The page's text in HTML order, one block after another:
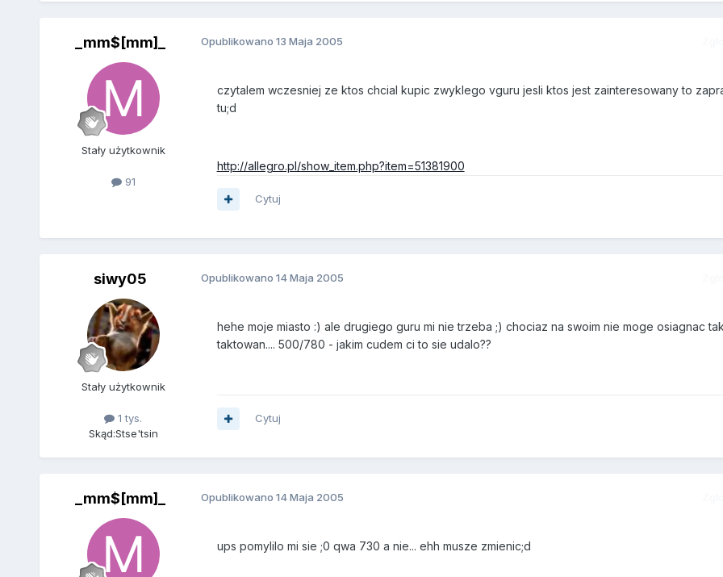
_mm$[mm]_
Stały użytkownik
91
Opublikowano 13 Maja 2005
czytalem wczesniej ze ktos chcial kupic zwyklego vguru jesli ktos jest zainteresowany to
tu;d
http://allegro.pl/show_item.php?item=51381900
Cytuj
siwy05
Stały użytkownik
1 tys.
Skąd:Stse'tsin
Opublikowano 14 Maja 2005
hehe moje miasto :) ale drugiego guru mi nie trzeba ;) chociaz na swoim nie moge osiagnac
taktowan.... 500/780 - jakim cudem ci to sie udalo??
Cytuj
_mm$[mm]_ Opublikowano 14 Maja 2005
ups pomylilo mi sie ;0 qwa 730 a nie... ehh musze zmienic;d